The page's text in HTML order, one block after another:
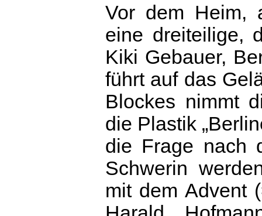
Vor dem Heim,
eine dreiteilige,
Kiki Gebauer,
führt auf das
Blockes nimmt
die Plastik
die Frage nach
Schwerin
mit dem Advent